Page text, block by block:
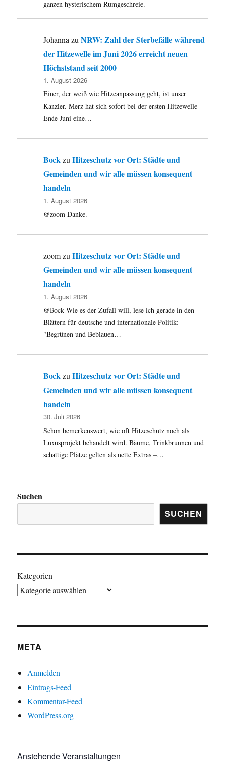
ganzen hysterischem Rumgeschreie.
JohannazuNRW: Zahl der Sterbefälle während
der Hitzewelle im Juni 2026 erreicht neuen
Höchststand seit 2000
1. August 2026
Einer, der weiß wie Hitzeanpassung geht, ist unser
Kanzler. Merz hat sich sofort bei der ersten Hitzewelle
Ende Juni eine…
BockzuHitzeschutz vor Ort: Städte und
Gemeinden und wir alle müssen konsequent
handeln
1. August 2026
@zoom Danke.
zoomzuHitzeschutz vor Ort: Städte und
Gemeinden und wir alle müssen konsequent
handeln
1. August 2026
@Bock Wie es der Zufall will, lese ich gerade in den
Blättern für deutsche und internationale Politik:
"Begrünen und Beblauen…
BockzuHitzeschutz vor Ort: Städte und
Gemeinden und wir alle müssen konsequent
handeln
30. Juli 2026
Schon bemerkenswert, wie oft Hitzeschutz noch als
Luxusprojekt behandelt wird. Bäume, Trinkbrunnen und
schattige Plätze gelten als nette Extras –…
Suchen
SUCHEN
Kategorien
META
Anmelden
Eintrags-Feed
Kommentar-Feed
WordPress.org
Anstehende Veranstaltungen